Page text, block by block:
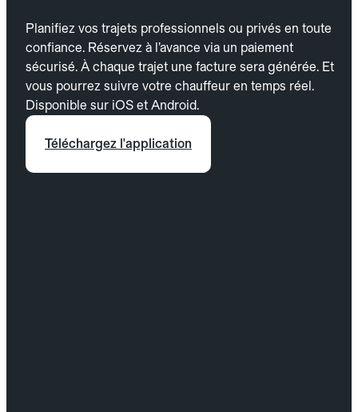
Planifiez vos trajets professionnels ou privés en toute
confiance. Réservez à l’avance via un paiement
sécurisé. À chaque trajet une facture sera générée. Et
vous pourrez suivre votre chauffeur en temps réel.
Disponible sur iOS et Android.
Téléchargez l'application